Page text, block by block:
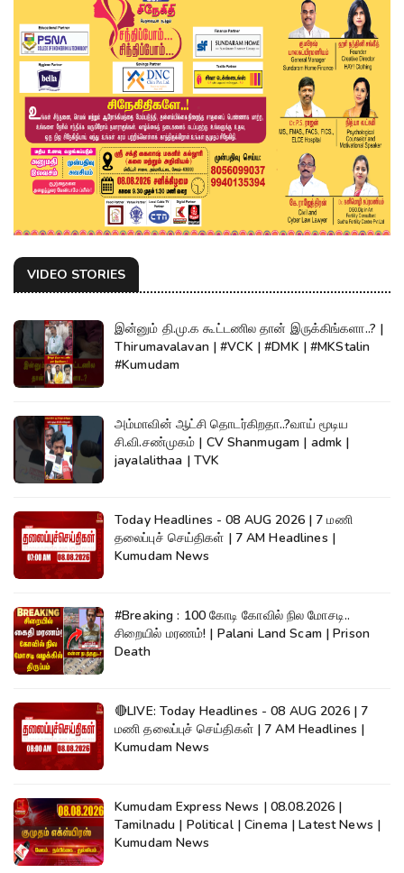
VIDEO STORIES
இன்னும் தி.மு.க கூட்டணில தான் இருக்கிங்களா..? |
Thirumavalavan | #VCK | #DMK | #MKStalin
#Kumudam
அம்மாவின் ஆட்சி தொடர்கிறதா..?வாய் மூடிய
சி.வி.சண்முகம் | CV Shanmugam | admk |
jayalalithaa | TVK
Today Headlines - 08 AUG 2026 | 7 மணி
தலைப்புச் செய்திகள் | 7 AM Headlines |
Kumudam News
#Breaking : 100 கோடி கோவில் நில மோசடி..
சிறையில் மரணம்! | Palani Land Scam | Prison
Death
🔴LIVE: Today Headlines - 08 AUG 2026 | 7
மணி தலைப்புச் செய்திகள் | 7 AM Headlines |
Kumudam News
Kumudam Express News | 08.08.2026 |
Tamilnadu | Political | Cinema | Latest News |
Kumudam News